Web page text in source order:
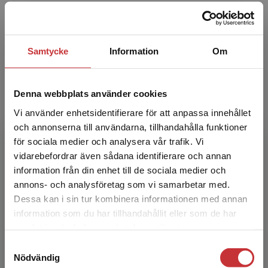
Samtycke Information Om
Denna webbplats använder cookies
Vi använder enhetsidentifierare för att anpassa innehållet
och annonserna till användarna, tillhandahålla funktioner
för sociala medier och analysera vår trafik. Vi
vidarebefordrar även sådana identifierare och annan
information från din enhet till de sociala medier och
annons- och analysföretag som vi samarbetar med.
Dessa kan i sin tur kombinera informationen med annan
information som du har tillhandahållit eller som de har
Nödvändig
Begränsad fraktregion
Det verkar som att du besöker
studentlitteratur.se via en enhet utanför Sverige.
Vi erbjuder inte leveranser utanför Sverige. För
att kunna slutföra ett köp måste
från chefsuppdrag i näringslivet och de senaste
inriktning på utveckli...
Harry Wallenholm
Harry Wallenholm är fil.kand. i psykologi,
managementkonsult och ­senior partner vid
konsultföretaget Implement Consulting Group i